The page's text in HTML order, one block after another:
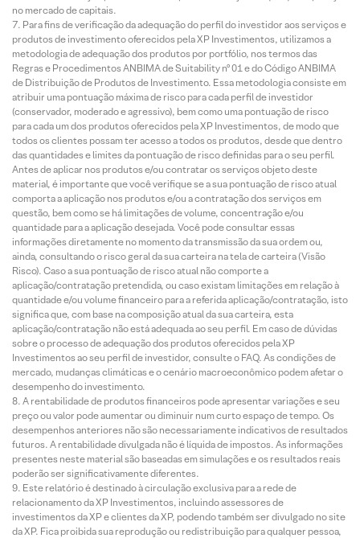
no mercado de capitais.
Para fins de verificação da adequação do perfil do investidor aos serviços e
produtos de investimento oferecidos pela XP Investimentos, utilizamos a
metodologia de adequação dos produtos por portfólio, nos termos das
Regras e Procedimentos ANBIMA de Suitability nº 01 e do Código ANBIMA
de Distribuição de Produtos de Investimento. Essa metodologia consiste em
atribuir uma pontuação máxima de risco para cada perfil de investidor
(conservador, moderado e agressivo), bem como uma pontuação de risco
para cada um dos produtos oferecidos pela XP Investimentos, de modo que
todos os clientes possam ter acesso a todos os produtos, desde que dentro
das quantidades e limites da pontuação de risco definidas para o seu perfil.
Antes de aplicar nos produtos e/ou contratar os serviços objeto deste
material, é importante que você verifique se a sua pontuação de risco atual
comporta a aplicação nos produtos e/ou a contratação dos serviços em
questão, bem como se há limitações de volume, concentração e/ou
quantidade para a aplicação desejada. Você pode consultar essas
informações diretamente no momento da transmissão da sua ordem ou,
ainda, consultando o risco geral da sua carteira na tela de carteira (Visão
Risco). Caso a sua pontuação de risco atual não comporte a
aplicação/contratação pretendida, ou caso existam limitações em relação à
quantidade e/ou volume financeiro para a referida aplicação/contratação, isto
significa que, com base na composição atual da sua carteira, esta
aplicação/contratação não está adequada ao seu perfil. Em caso de dúvidas
sobre o processo de adequação dos produtos oferecidos pela XP
Investimentos ao seu perfil de investidor, consulte o FAQ. As condições de
mercado, mudanças climáticas e o cenário macroeconômico podem afetar o
desempenho do investimento.
A rentabilidade de produtos financeiros pode apresentar variações e seu
preço ou valor pode aumentar ou diminuir num curto espaço de tempo. Os
desempenhos anteriores não são necessariamente indicativos de resultados
futuros. A rentabilidade divulgada não é líquida de impostos. As informações
presentes neste material são baseadas em simulações e os resultados reais
poderão ser significativamente diferentes.
Este relatório é destinado à circulação exclusiva para a rede de
relacionamento da XP Investimentos, incluindo assessores de
investimentos da XP e clientes da XP, podendo também ser divulgado no site
da XP. Fica proibida sua reprodução ou redistribuição para qualquer pessoa,